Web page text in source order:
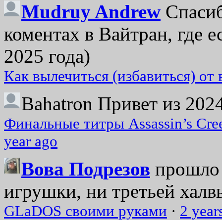
Mudruy Andrew
коментах в Вайтран, где
2025 года)
Как вылечиться (избавиться)
Bahatron Привет из
Финальные титры Assassin’s
year ago
Вова Подрезов прошло
игрушки, ни третьей
GLaDOS своими руками · 2